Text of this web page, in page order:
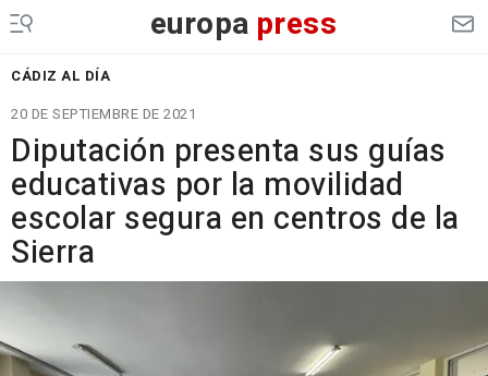
europa press
CÁDIZ AL DÍA
20 DE SEPTIEMBRE DE 2021
Diputación presenta sus guías
educativas por la movilidad
escolar segura en centros de la
Sierra